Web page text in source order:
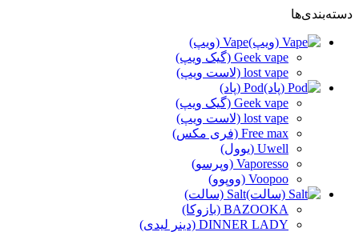
دسته‌بندی‌ها
Vape (ویپ)
Geek vape (گیک ویپ)
lost vape (لاست ویپ)
Pod (پاد)
Geek vape (گیک ویپ)
lost vape (لاست ویپ)
Free max (فری مکس)
Uwell (یوول)
Vaporesso (وپرسو)
Voopoo (ووپوو)
Salt (سالت)
BAZOOKA (بازوکا)
DINNER LADY (دینر لیدی)